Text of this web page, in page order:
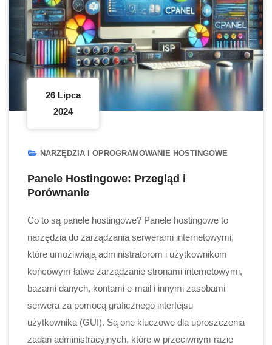
26 Lipca
2024
NARZĘDZIA I OPROGRAMOWANIE HOSTINGOWE
Panele Hostingowe: Przegląd i
Porównanie
Co to są panele hostingowe? Panele hostingowe to
narzędzia do zarządzania serwerami internetowymi,
które umożliwiają administratorom i użytkownikom
końcowym łatwe zarządzanie stronami internetowymi,
bazami danych, kontami e-mail i innymi zasobami
serwera za pomocą graficznego interfejsu
użytkownika (GUI). Są one kluczowe dla uproszczenia
zadań administracyjnych, które w przeciwnym razie